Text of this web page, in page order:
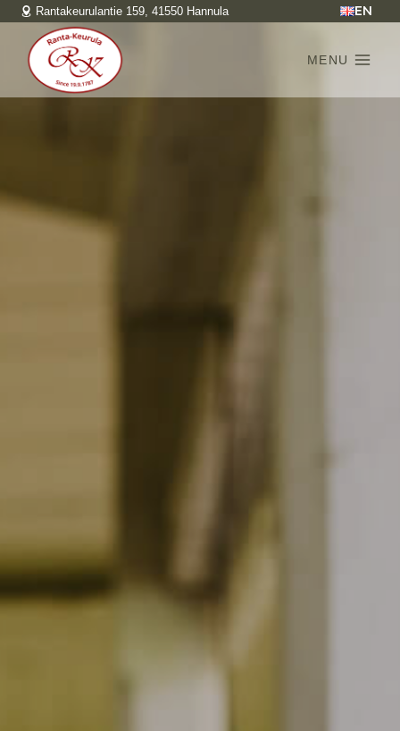
Siirry
sisältöön
Rantakeurulantie 159, 41550 Hannula EN
MENU